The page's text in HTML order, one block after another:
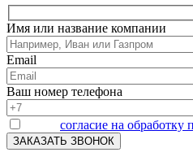
Имя или название компании
Email
Ваш номер телефона
согласие на